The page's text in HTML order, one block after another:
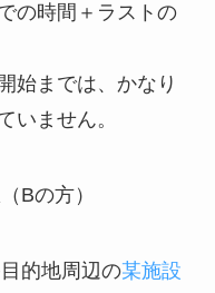
の時間＋ラストの
始までは、かなり
いません。
Bの方）
的地周辺の某施設